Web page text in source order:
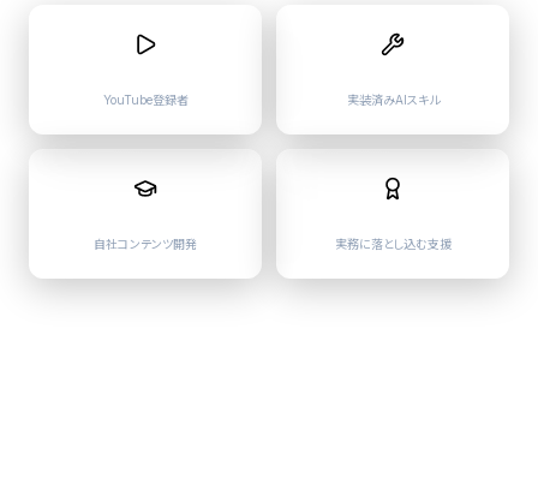
YouTube登録者 実装済みAIスキル
自社コンテンツ開発 実務に落とし込む支援